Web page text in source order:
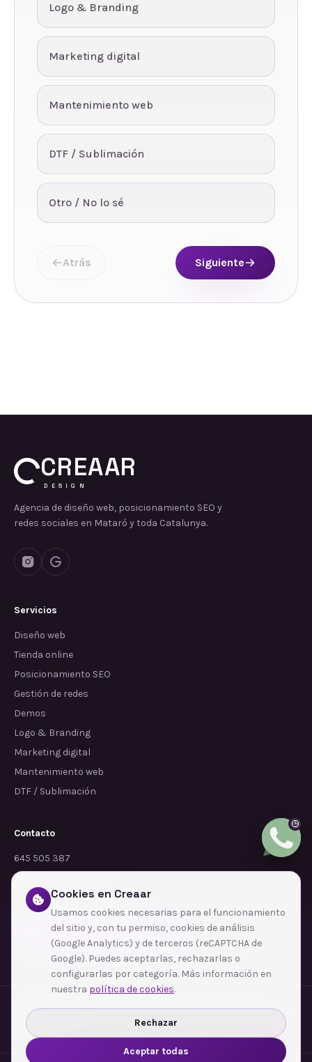
Logo & Branding
Marketing digital
Mantenimiento web
DTF / Sublimación
Otro / No lo sé
Atrás Siguiente
CREAAR
DESIGN
Agencia de diseño web, posicionamiento SEO y
redes sociales en Mataró y toda Catalunya.
Servicios
Diseño web
Tienda online
Posicionamiento SEO
Gestión de redes
Demos
Logo & Branding
Marketing digital
Mantenimiento web
DTF / Sublimación
Contacto
645 505 387
info@dependalium.com
Mataró (Barcelona)
Déjanos tu reseña en Google
Zonas de cobertura·Barcelona·L'Hospitalet de Llobregat·Terrassa·Badalona
Sabadell
Santa Coloma de Gramenet
Ver todas las zonas →
Cookies en Creaar
Usamos cookies necesarias para el funcionamiento
del sitio y, con tu permiso, cookies de análisis
(Google Analytics) y de terceros (reCAPTCHA de
Google). Puedes aceptarlas, rechazarlas o
configurarlas por categoría. Más información en
nuestra política de cookies.
Rechazar
Aceptar todas